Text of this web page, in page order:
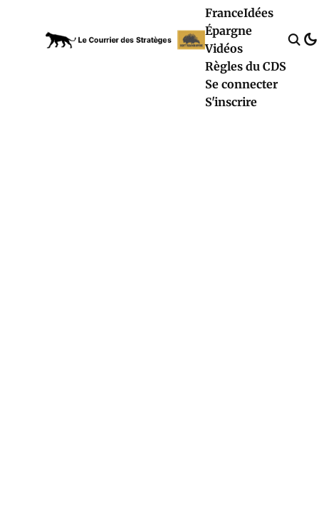
FranceIdées
Épargne
Vidéos
Règles du CDS
Se connecter
S'inscrire